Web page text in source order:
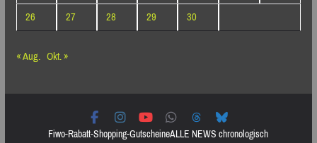
26
27 28 29
30
« Aug. Okt. »
Fiwo-Rabatt-Shopping-GutscheineALLE NEWS chronologisch